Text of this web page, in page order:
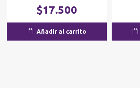
precio
original
era:
$17.500
es:
Añadir al carrito